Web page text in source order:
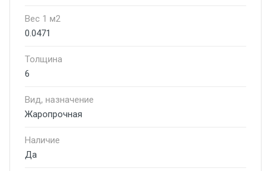
Вес 1 м2
0.0471
Толщина
6
Вид, назначение
Жаропрочная
Наличие
Да